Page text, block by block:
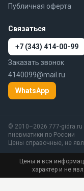
Публичная оферта
Связаться
+7 (343) 414-00-99
Заказать звонок
4140099@mail.ru
WhatsApp
© 2010–2026 777-gidra.ru
пневматики по России
Цены справочные, не
Цены и вся
характер и не